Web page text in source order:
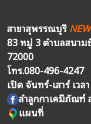
สาขาสุพรรณบุรีNEW
83 หมู่ 3 ตำบลสนา
72000
โทร.080-496-4247
เปิด จันทร์-เสาร์ เวล
ลำลูกกาเคมีภัณฑ์
แผนที่